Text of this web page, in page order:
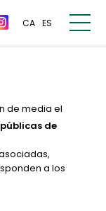
CA ES
de media el
de
a los